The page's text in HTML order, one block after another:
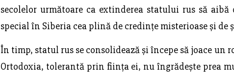
secolelor următoare ca extinderea statului rus să
special în Siberia cea plină de credințe misterioase și
În timp, statul rus se consolidează și începe să joace
Ortodoxia, tolerantă prin ființa ei, nu îngrădește prea